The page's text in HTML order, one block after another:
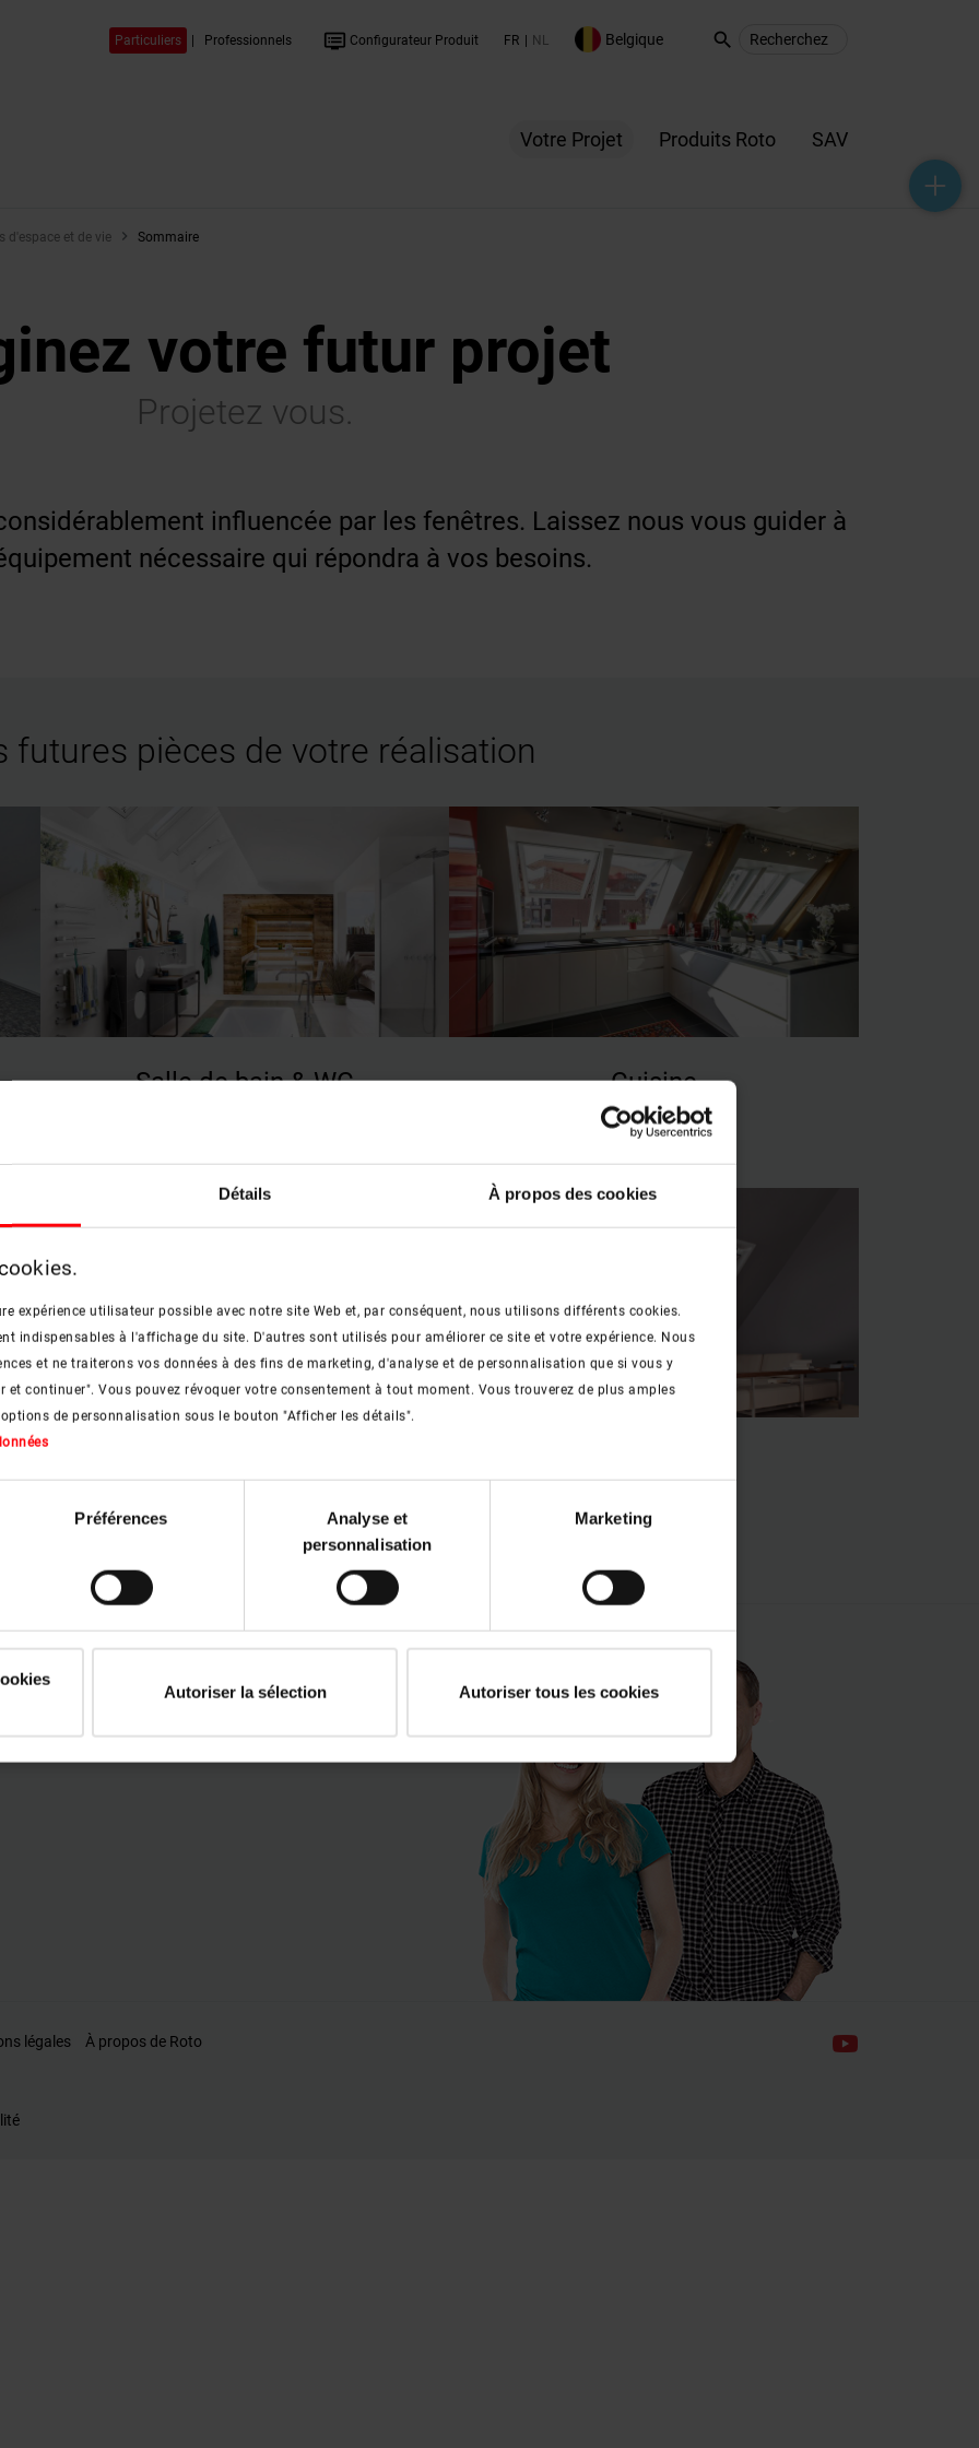
Détails À propos des cookies
expérience utilisateur possible avec notre site Web et, par conséquent, nous utilisons différents cookies.
indispensables à l'affichage du site. D'autres sont utilisés pour améliorer ce site et votre expérience. Nous
et ne traiterons vos données à des fins de marketing, d'analyse et de personnalisation que si vous y
et continuer". Vous pouvez révoquer votre consentement à tout moment. Vous trouverez de plus amples
de personnalisation sous le bouton "Afficher les détails".
Préférences
Analyse et
personnalisation
Marketing
Autoriser la sélection Autoriser tous les cookies
Particuliers Professionnels dvr Configurateur Produit FR NL Belgique search
Votre Projet Produits Roto SAV
help_outline
headset_mic
mail_outline
d'espace et de vie Sommaire
votre futur projet
Projetez vous.
influencée par les fenêtres. Laissez nous vous guider à
nécessaire qui répondra à vos besoins.
futures pièces de votre réalisation
Salle de bain & WC Cuisine
En savoir pluskeyboard_arrow_right
En savoir plus
expert, Luk Servaes,
légales À propos de Roto